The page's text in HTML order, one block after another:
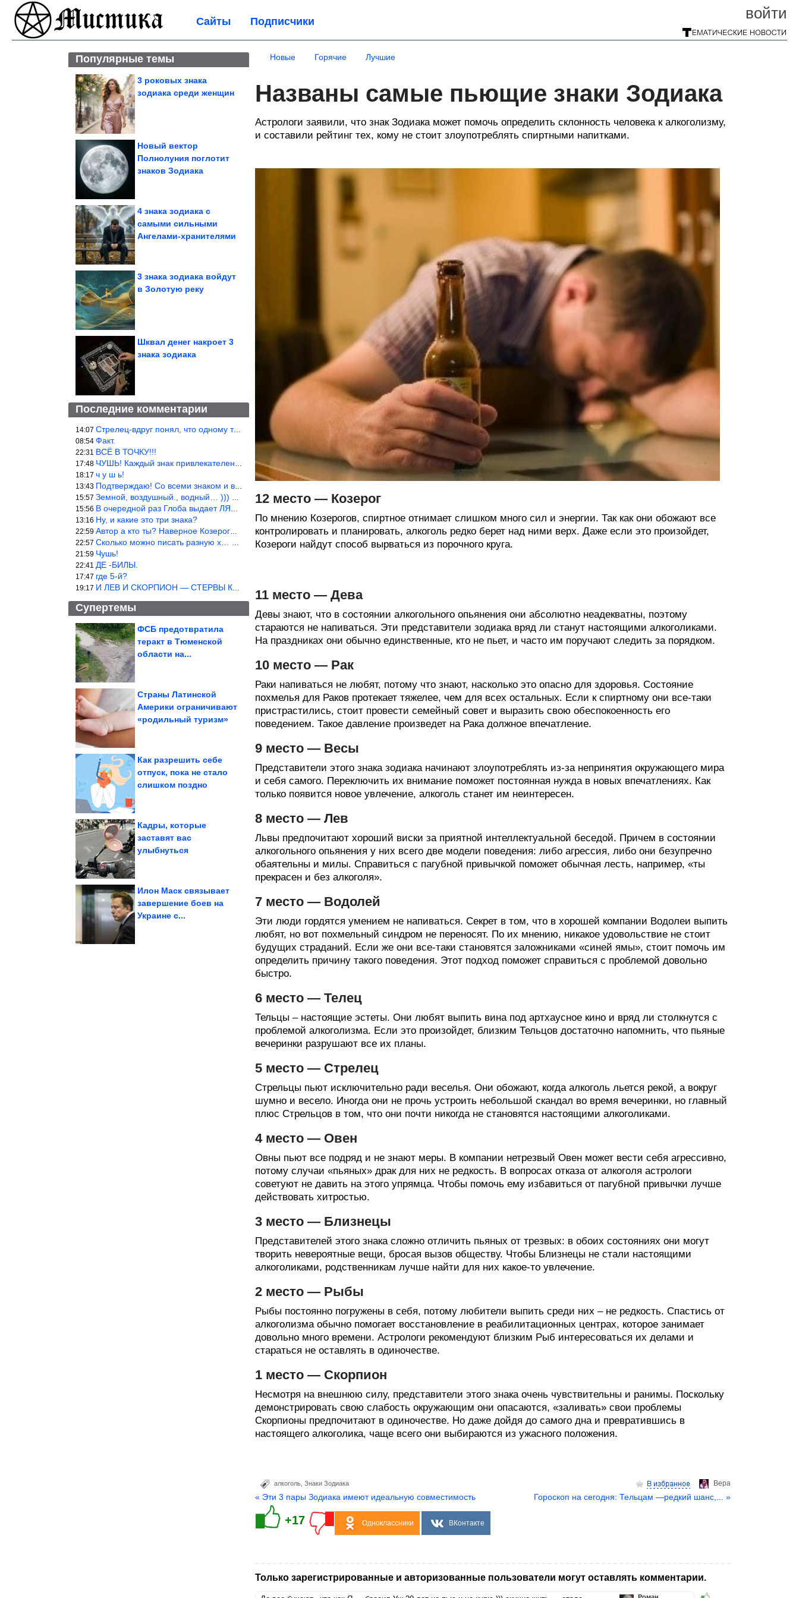
войти
Сайты Подписчики
Популярные темы
3 роковых знака
зодиака среди женщин
Новый вектор
Полнолуния поглотит
знаков Зодиака
4 знака зодиака с
самыми сильными
Ангелами-хранителями
3 знака зодиака войдут
в Золотую реку
Шквал денег накроет 3
знака зодиака
Последние комментарии
14:07 Стрелец-вдруг понял, что одному то и жить легче.
08:54 Факт.
22:31 ВСЁ В ТОЧКУ!!!
17:48 ЧУШЬ! Каждый знак привлекателен! И среди Весов, Близнецов встреч
18:17 ч у ш ь!
13:43 Подтверждаю! Со всеми знаком и все одиноки и Я )))
15:57 Земной, воздушный., водный… ))) выбери сам трех из 9 )))
15:56 В очередной раз Глоба выдает ЛЯП! А корректоры, редакторы пропус
13:16 Ну, и какие это три знака?
22:59 Автор а кто ты? Наверное Козерог… Рога жена Рыба наставила ))
22:57 Сколько можно писать разную х… йню? Автор что то обкурился?
21:59 Чушь!
22:41 ДЕ -БИЛЫ.
17:47 где 5-й?
19:17 И ЛЕВ И СКОРПИОН — СТЕРВЫ КАКИХ ЕЩЕ ПОИСКАТЬ НАДО
Супертемы
Простая привычка
поломки во время...
ФСБ предотвратила
теракт в Тюменской
области на...
Страны Латинской
Америки ограничивают
«родильный туризм»
Как разрешить себе
отпуск, пока не стало
слишком поздно
Потрясающие кадры из
Кадры, которые
заставят вас
улыбнуться
Что умел каждый
советский школьник
Илон Маск связывает
завершение боев на
Украине с...
Новые Горячие Лучшие
Названы самые пьющие знаки Зодиака
Астрологи заявили, что знак Зодиака может помочь определить склонность человека к алкоголизму,
и составили рейтинг тех, кому не стоит злоупотреблять спиртными напитками.
12 место — Козерог
По мнению Козерогов, спиртное отнимает слишком много сил и энергии. Так как они обожают все
контролировать и планировать, алкоголь редко берет над ними верх. Даже если это произойдет,
Козероги найдут способ вырваться из порочного круга.
11 место — Дева
Девы знают, что в состоянии алкогольного опьянения они абсолютно неадекватны, поэтому
стараются не напиваться. Эти представители зодиака вряд ли станут настоящими алкоголиками.
На праздниках они обычно единственные, кто не пьет, и часто им поручают следить за порядком.
10 место — Рак
Раки напиваться не любят, потому что знают, насколько это опасно для здоровья. Состояние
похмелья для Раков протекает тяжелее, чем для всех остальных. Если к спиртному они все-таки
пристрастились, стоит провести семейный совет и выразить свою обеспокоенность его
поведением. Такое давление произведет на Рака должное впечатление.
9 место — Весы
Представители этого знака зодиака начинают злоупотреблять из-за непринятия окружающего мира
и себя самого. Переключить их внимание поможет постоянная нужда в новых впечатлениях. Как
только появится новое увлечение, алкоголь станет им неинтересен.
8 место — Лев
Львы предпочитают хороший виски за приятной интеллектуальной беседой. Причем в состоянии
алкогольного опьянения у них всего две модели поведения: либо агрессия, либо они безупречно
обаятельны и милы. Справиться с пагубной привычкой поможет обычная лесть, например, «ты
прекрасен и без алкоголя».
7 место — Водолей
Эти люди гордятся умением не напиваться. Секрет в том, что в хорошей компании Водолеи выпить
любят, но вот похмельный синдром не переносят. По их мнению, никакое удовольствие не стоит
будущих страданий. Если же они все-таки становятся заложниками «синей ямы», стоит помочь им
определить причину такого поведения. Этот подход поможет справиться с проблемой довольно
быстро.
6 место — Телец
Тельцы – настоящие эстеты. Они любят выпить вина под артхаусное кино и вряд ли столкнутся с
проблемой алкоголизма. Если это произойдет, близким Тельцов достаточно напомнить, что пьяные
вечеринки разрушают все их планы.
5 место — Стрелец
Стрельцы пьют исключительно ради веселья. Они обожают, когда алкоголь льется рекой, а вокруг
шумно и весело. Иногда они не прочь устроить небольшой скандал во время вечеринки, но главный
плюс Стрельцов в том, что они почти никогда не становятся настоящими алкоголиками.
4 место — Овен
Овны пьют все подряд и не знают меры. В компании нетрезвый Овен может вести себя агрессивно,
потому случаи «пьяных» драк для них не редкость. В вопросах отказа от алкоголя астрологи
советуют не давить на этого упрямца. Чтобы помочь ему избавиться от пагубной привычки лучше
действовать хитростью.
3 место — Близнецы
Представителей этого знака сложно отличить пьяных от трезвых: в обоих состояниях они могут
творить невероятные вещи, бросая вызов обществу. Чтобы Близнецы не стали настоящими
алкоголиками, родственникам лучше найти для них какое-то увлечение.
2 место — Рыбы
Рыбы постоянно погружены в себя, потому любители выпить среди них – не редкость. Спастись от
алкоголизма обычно помогает восстановление в реабилитационных центрах, которое занимает
довольно много времени. Астрологи рекомендуют близким Рыб интересоваться их делами и
стараться не оставлять в одиночестве.
1 место — Скорпион
Несмотря на внешнюю силу, представители этого знака очень чувствительны и ранимы. Поскольку
демонстрировать свою слабость окружающим они опасаются, «заливать» свои проблемы
Скорпионы предпочитают в одиночестве. Но даже дойдя до самого дна и превратившись в
настоящего алкоголика, чаще всего они выбираются из ужасного положения.
Верa
алкоголь Знаки Зодиака
« Эти 3 пары Зодиака имеют идеальную совместимость Гороскоп на сегодня: Тельцам —редкий шанс,... »
+17 Одноклассники ВКонтакте
Только зарегистрированные и авторизованные пользователи могут оставлять комментарии.